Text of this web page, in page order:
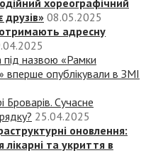
хореографічний
08.05.2025
адресну
назвою «‎Рамки
вперше опублікували в ЗМІ
Броварів. Сучасне
25.04.2025
оновлення:
та укриття в